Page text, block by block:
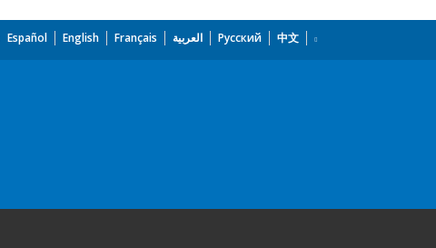
Español English Français العربية Русский 中文